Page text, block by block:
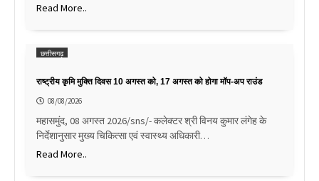
Read More..
छत्तीसगढ़
राष्ट्रीय कृमि मुक्ति दिवस 10 अगस्त को, 17 अगस्त को होगा मॉप-अप राउंड
08/08/2026
महासमुंद, 08 अगस्त 2026/sns/- कलेक्टर श्री विनय कुमार लंगेह के
निर्देशानुसार मुख्य चिकित्सा एवं स्वास्थ्य अधिकारी…
Read More..